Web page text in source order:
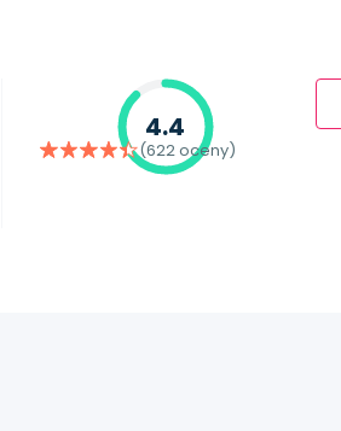
4.4
(622 oceny)